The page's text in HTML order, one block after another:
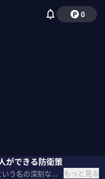
0
ができる防衛策
「株高不況」という名の深刻な経済現象。 現金を保有することへのリスク？ 過去の平成バブルとは何が違うのか？ 日銀の利上げがもたらす影響とは？ 個人ができる資産防衛のための具体的な戦略について第一生命経済研究所の藤代宏一氏に話を聞いた。 ＜ゲスト＞ 藤代宏一 | 第一生命経済研究所 主席エコノミスト 2005年に第一生命保険へ入社。 2010年、内閣府へ出向し経済財政分析を担当。 月例経済報告の作成にも携わる。 その後、第一生命経済研究所へ転籍。 2015年に主任エコノミスト就任。2023年より現職。 ▼参考書籍 『株高不況』 もっと見る